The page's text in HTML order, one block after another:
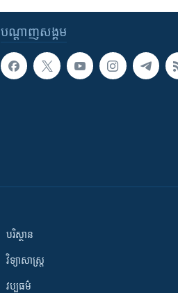
បណ្តាញ​សង្គម
បរិស្ថាន
វិទ្យាសាស្រ្ត
វប្បធម៌